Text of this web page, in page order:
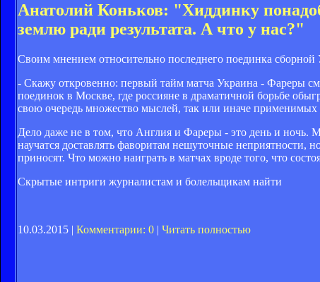
Анатолий Коньков: "Хиддинку
землю ради результата. А что у нас?"
Своим мнением относительно последнего поединка
- Cкажу откровенно: первый тайм матча Украина - Фареры
поединок в Москве, где россияне в драматичной борьбе
свою очередь множество мыслей, так или иначе применимых
Дело даже не в том, что Англия и Фареры - это день и ночь.
научатся доставлять фаворитам нешуточные неприятности,
приносят. Что можно наиграть в матчах вроде того, что
Скрытые интриги журналистам и болельщикам найти
10.03.2015 | Комментарии: 0 | Читать полностью